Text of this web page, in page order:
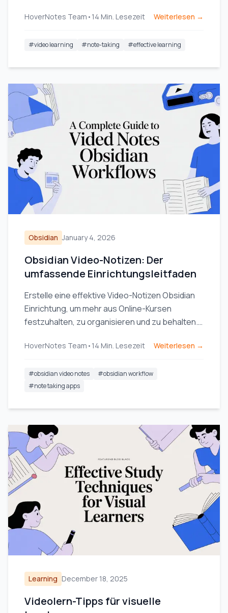
strategisches Notieren Ihre Merkfähigkeit
HoverNotes Team • 14 Min. Lesezeit Weiterlesen →
#video learning #note-taking #effective learning
Obsidian January 4, 2026
Obsidian Video-Notizen: Der
umfassende Einrichtungsleitfaden
Erstelle eine effektive Video-Notizen Obsidian
Einrichtung, um mehr aus Online-Kursen
festzuhalten, zu organisieren und zu behalten.
Arbeitsabläufe.
HoverNotes Team • 14 Min. Lesezeit Weiterlesen →
#obsidian video notes #obsidian workflow
#note taking apps
Learning December 18, 2025
Videolern-Tipps für visuelle